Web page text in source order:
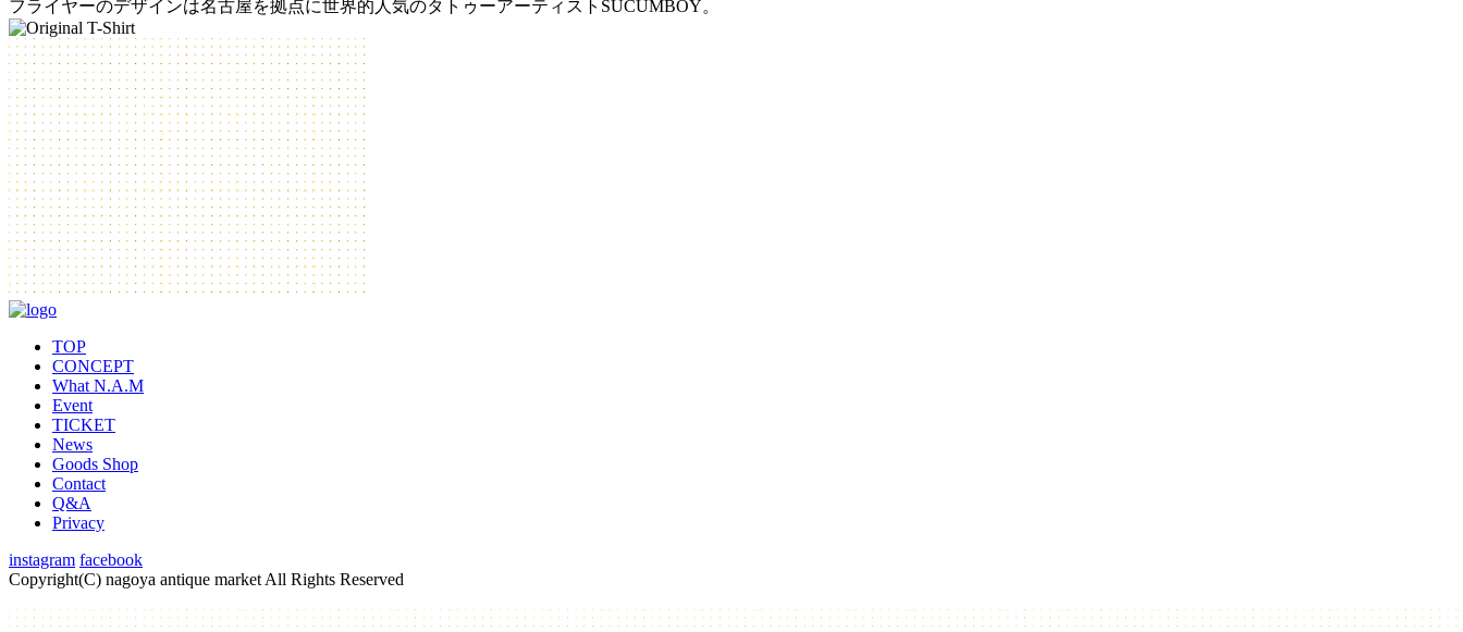
フライヤーのデザインは名古屋を拠点に世界的人気のタトゥーアーティストSUCUMBOY。
TOP
CONCEPT
What N.A.M
Event
TICKET
News
Goods Shop
Contact
Q&A
Privacy
instagram facebook
Copyright(C) nagoya antique market All Rights Reserved